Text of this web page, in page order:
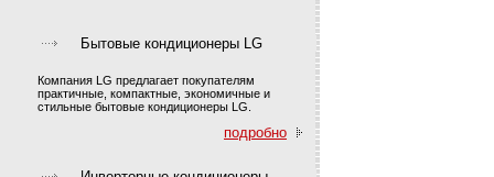
Бытовые кондиционеры LG
Компания LG предлагает покупателям
практичные, компактные, экономичные и
стильные бытовые кондиционеры LG.
подробно